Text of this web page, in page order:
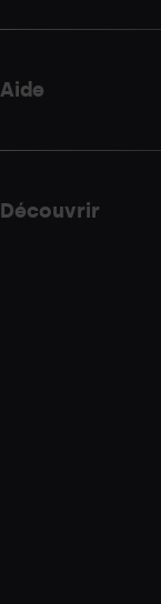
Aide
Découvrir